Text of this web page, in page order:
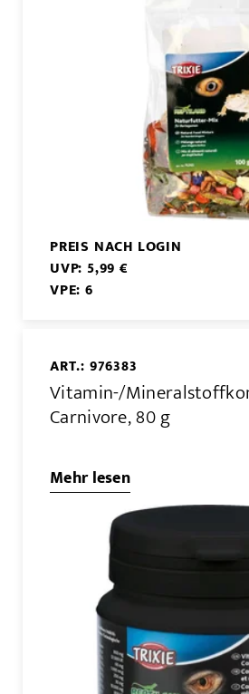
PREIS NACH LOGIN
UVP: 5,99 €
VPE: 6
ART.: 976383
Vitamin-/
Carnivore, 80 g
Mehr lesen